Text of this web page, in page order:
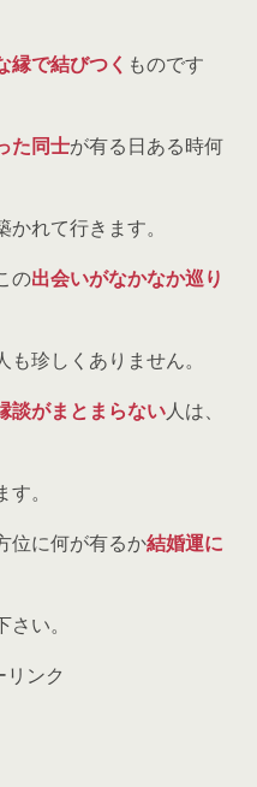
縁で結びつく ものです
た同士が有る日ある時何
かれて行きます。
の出会いがなかなか巡り
も珍しくありません。
談がまとまらない人は、
。
位に何が有るか結婚運に
い。
ンク